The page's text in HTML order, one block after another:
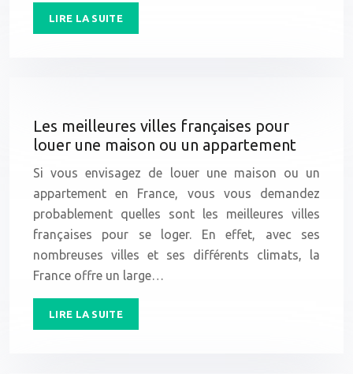
LIRE LA SUITE
Les meilleures villes françaises pour
louer une maison ou un appartement
Si vous envisagez de louer une maison ou un
appartement en France, vous vous demandez
probablement quelles sont les meilleures villes
françaises pour se loger. En effet, avec ses
nombreuses villes et ses différents climats, la
France offre un large…
LIRE LA SUITE